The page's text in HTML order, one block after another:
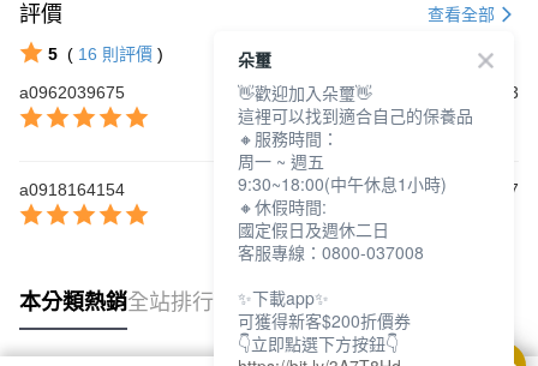
評價 查看全部
5 ( 16 則評價 )
a0962039675
2025/06/23
a0918164154 2024/09/17
本分類熱銷全站排行
朵璽
👋歡迎加入朵璽👋
這裡可以找到適合自己的保養品
🔸服務時間：
周一 ~ 週五
9:30~18:00(中午休息1小時)
🔸休假時間:
國定假日及週休二日
客服專線：0800-037008
✨下載app✨
可獲得新客$200折價券
👇立即點選下方按鈕👇